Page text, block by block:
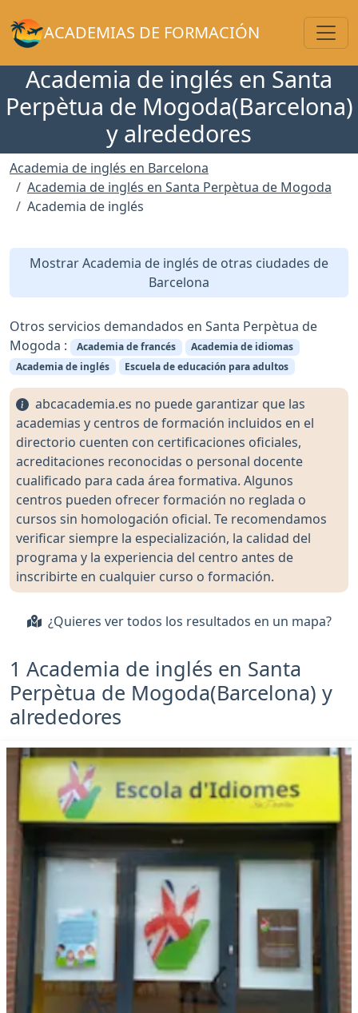
ACADEMIAS DE FORMACIÓN
Academia de inglés en Santa
Perpètua de Mogoda(Barcelona)
y alrededores
Academia de inglés en Barcelona
Academia de inglés en Santa Perpètua de Mogoda
Academia de inglés
Mostrar Academia de inglés de otras ciudades de
Barcelona
Otros servicios demandados en Santa Perpètua de
Mogoda :
Academia de francés
Academia de idiomas
Academia de inglés
Escuela de educación para adultos
abcacademia.es no puede garantizar que las
academias y centros de formación incluidos en el
directorio cuenten con certificaciones oficiales,
acreditaciones reconocidas o personal docente
cualificado para cada área formativa. Algunos
centros pueden ofrecer formación no reglada o
cursos sin homologación oficial. Te recomendamos
verificar siempre la especialización, la calidad del
programa y la experiencia del centro antes de
inscribirte en cualquier curso o formación.
¿Quieres ver todos los resultados en un mapa?
1 Academia de inglés en Santa
Perpètua de Mogoda(Barcelona) y
alrededores